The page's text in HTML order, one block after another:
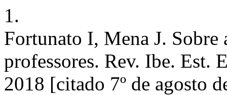
1.
Fortunato I, Mena J. Sobre
professores. Rev. Ibe. Est.
2018 [citado 7º de agosto